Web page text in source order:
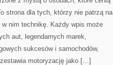
strona dla tych, którzy nie patrzą na
nim technikę. Każdy wpis może
aut, legendarnych marek,
sukcesów i samochodów,
zestawia motoryzację jako […]